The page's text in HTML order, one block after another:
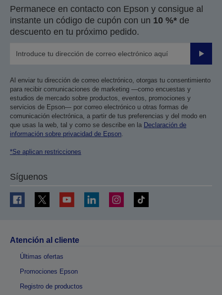
Permanece en contacto con Epson y consigue al
instante un código de cupón con un 10 %* de
descuento en tu próximo pedido.
Enviar
Al enviar tu dirección de correo electrónico, otorgas tu consentimiento
para recibir comunicaciones de marketing —como encuestas y
estudios de mercado sobre productos, eventos, promociones y
servicios de Epson— por correo electrónico u otras formas de
comunicación electrónica, a partir de tus preferencias y del modo en
que usas la web, tal y como se describe en la Declaración de
información sobre privacidad de Epson
*Se aplican restricciones
Síguenos
Atención al cliente
Últimas ofertas
Promociones Epson
Registro de productos